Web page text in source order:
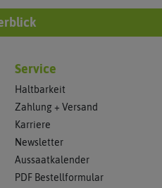
Service
Haltbarkeit
Zahlung + Versand
Karriere
Newsletter
Aussaatkalender
PDF Bestellformular